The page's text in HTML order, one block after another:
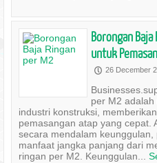
Borongan Baja
untuk
P 26 December
per M2
industri konstruksi,
pemasangan atap yang cepat.
secara mendalam
manfaat jangka panjang dari
ringan per M2. Keunggulan...